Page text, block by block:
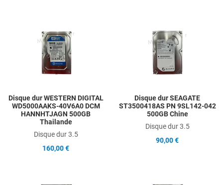
Add to Compare
Disque dur WESTERN DIGITAL
WD5000AAKS-40V6A0 DCM
HANNHTJAGN 500GB
Thailande
Disque dur 3.5
160,00 €
Disque dur SEAGATE
ST3500418AS PN 9SL142-042
500GB Chine
Disque dur 3.5
90,00 €